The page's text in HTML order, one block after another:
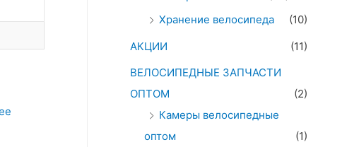
Хранение велосипеда
(10)
АКЦИИ
(11)
ВЕЛОСИПЕДНЫЕ ЗАПЧАСТИ
ОПТОМ
(2)
Камеры велосипедные
оптом
(1)